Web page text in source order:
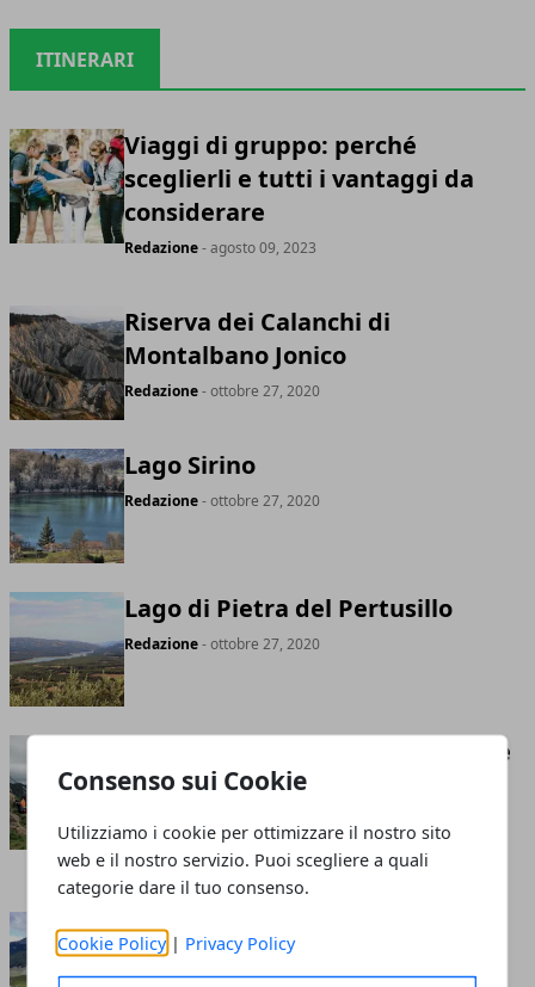
Consenso sui Cookie
Utilizziamo i cookie per ottimizzare il nostro sito
web e il nostro servizio. Puoi scegliere a quali
categorie dare il tuo consenso.
Cookie Policy | Privacy Policy
ITINERARI
Viaggi di gruppo: perché
sceglierli e tutti i vantaggi da
considerare
Redazione- agosto 09, 2023
Riserva dei Calanchi di
Montalbano Jonico
Redazione- ottobre 27, 2020
Lago Sirino
Redazione- ottobre 27, 2020
Lago di Pietra del Pertusillo
Redazione- ottobre 27, 2020
Volo dell’Angelo Basilicata: come
funziona, prezzo e quando
andare
Redazione- novembre 28, 2019
Monte Pollino
Redazione